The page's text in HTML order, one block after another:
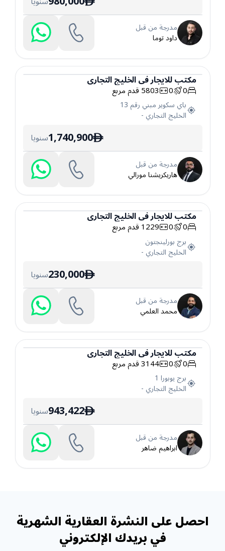
مدرجة من قبل
داود توما
مكتب
مكتبللايجارفيالخليج التجاري
0
0
5803قدم مربع
باي سكوير مبني رقم 13
الخليج التجاري -
ê
1,740,900سنويا
مدرجة من قبل
هاريكريشنا مورالي
مكتب
مكتبللايجارفيالخليج التجاري
0
0
1229قدم مربع
برج بورلينجتون
الخليج التجاري -
ê
230,000سنويا
مدرجة من قبل
محمد العلمي
مكتب
مكتبللايجارفيالخليج التجاري
0
0
3144قدم مربع
برج يوبورا 1
الخليج التجاري -
ê
943,422سنويا
مدرجة من قبل
ابراهيم ضاهر
احصل على النشرة العقارية الشهرية
في بريدك الإلكتروني